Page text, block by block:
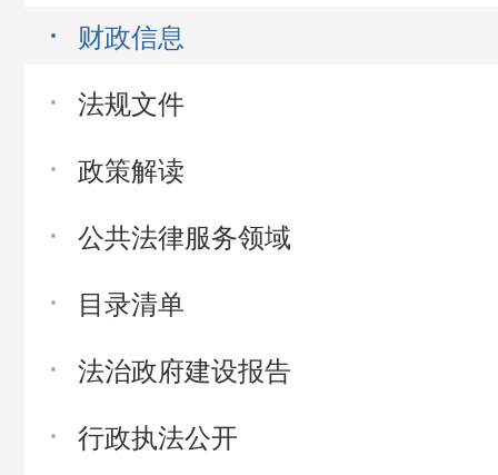
财政信息
法规文件
政策解读
公共法律服务领域
目录清单
法治政府建设报告
行政执法公开